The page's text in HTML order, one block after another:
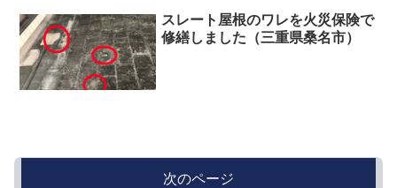
スレート屋根のワレを火災保険で
修繕しました（三重県桑名市）
次のページ